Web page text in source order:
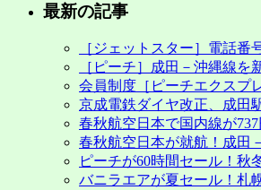
最新の記事
［ジェットスター］電話
［ピーチ］成田－沖縄線を
会員制度［ピーチエクスプ
京成電鉄ダイヤ改正、成田
春秋航空日本で国内線が
春秋航空日本が就航！成田
ピーチが60時間セール！秋
バニラエアが夏セール！札